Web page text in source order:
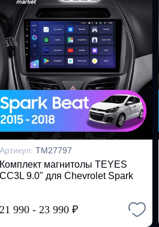
Артикул: TM27797
Комплект магнитолы TEYES
CC3L 9.0" для Chevrolet Spark
21 990 - 23 990 ₽